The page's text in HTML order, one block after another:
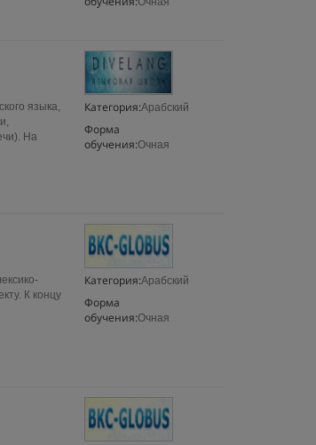
Категория:Арабский
Форма
обучения:Очная
языка,
На
Категория:Арабский
Форма
обучения:Очная
К концу